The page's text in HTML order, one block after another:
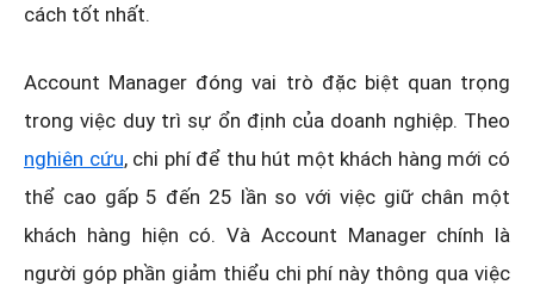
cách tốt nhất.
Account Manager đóng vai trò đặc biệt quan trọng
trong việc duy trì sự ổn định của doanh nghiệp. Theo
nghiên cứu, chi phí để thu hút một khách hàng mới có
thể cao gấp 5 đến 25 lần so với việc giữ chân một
khách hàng hiện có. Và Account Manager chính là
người góp phần giảm thiểu chi phí này thông qua việc